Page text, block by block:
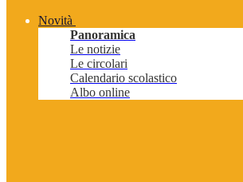
Novità
Panoramica
Le notizie
Le circolari
Calendario scolastico
Albo online